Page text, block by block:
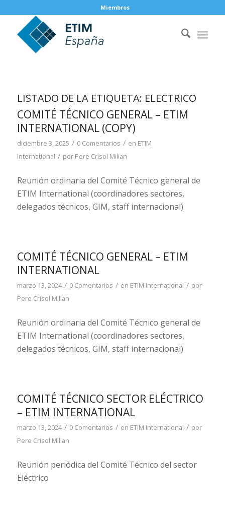
Miembros
LISTADO DE LA ETIQUETA: ELECTRICO
COMITÉ TÉCNICO GENERAL – ETIM
INTERNATIONAL (COPY)
diciembre 3, 2025 / 0 Comentarios / en ETIM
International / por Pere Crisol Milian
Reunión ordinaria del Comité Técnico general de
ETIM International (coordinadores sectores,
delegados técnicos, GIM, staff internacional)
COMITÉ TÉCNICO GENERAL – ETIM
INTERNATIONAL
marzo 13, 2024 / 0 Comentarios / en ETIM International / por
Pere Crisol Milian
Reunión ordinaria del Comité Técnico general de
ETIM International (coordinadores sectores,
delegados técnicos, GIM, staff internacional)
COMITÉ TÉCNICO SECTOR ELÉCTRICO
– ETIM INTERNATIONAL
marzo 13, 2024 / 0 Comentarios / en ETIM International / por
Pere Crisol Milian
Reunión periódica del Comité Técnico del sector
Eléctrico